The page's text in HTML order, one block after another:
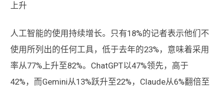
上升
人工智能的使用持续增长。只有18%的记者表示他们不
使用所列出的任何工具，低于去年的23%，意味着采用
率从77%上升至82%。ChatGPT以47%领先，高于
42%，而Gemini从13%跃升至22%，Claude从6%翻倍至